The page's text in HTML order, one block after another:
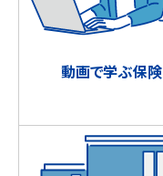
動画で学ぶ保険